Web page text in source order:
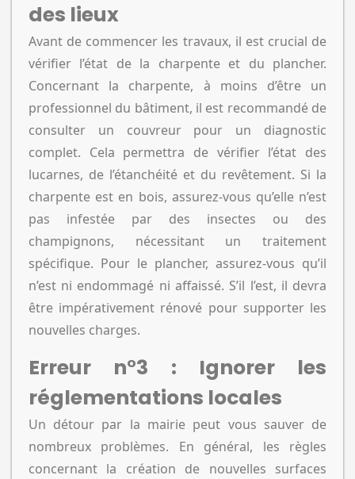
des lieux
Avant de commencer les travaux, il est crucial de
vérifier l’état de la charpente et du plancher.
Concernant la charpente, à moins d’être un
professionnel du bâtiment, il est recommandé de
consulter un couvreur pour un diagnostic
complet. Cela permettra de vérifier l’état des
lucarnes, de l’étanchéité et du revêtement. Si la
charpente est en bois, assurez-vous qu’elle n’est
pas infestée par des insectes ou des
champignons, nécessitant un traitement
spécifique. Pour le plancher, assurez-vous qu’il
n’est ni endommagé ni affaissé. S’il l’est, il devra
être impérativement rénové pour supporter les
nouvelles charges.
Erreur n°3 : Ignorer les
réglementations locales
Un détour par la mairie peut vous sauver de
nombreux problèmes. En général, les règles
concernant la création de nouvelles surfaces